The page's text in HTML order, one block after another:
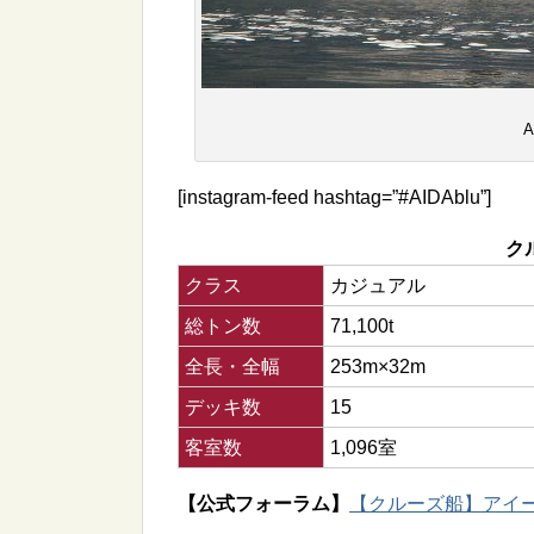
[instagram-feed hashtag=”#AIDAblu”]
ク
クラス
カジュアル
総トン数
71,100t
全長・全幅
253m×32m
デッキ数
15
客室数
1,096室
【公式フォーラム】 【クルーズ船】ア